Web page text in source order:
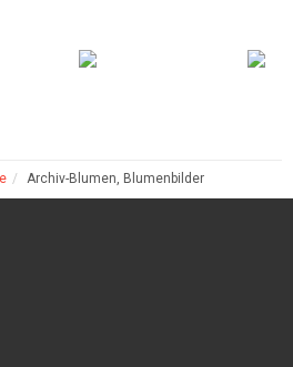
Archiv-Blumen, Blumenbilder